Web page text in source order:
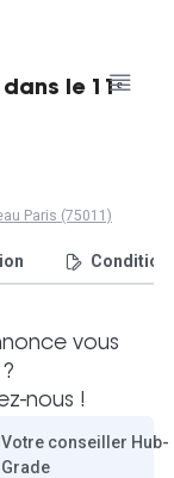
le 11ᵉ
Paris (75011)
vous
nous !
Votre conseiller Hub-
Grade